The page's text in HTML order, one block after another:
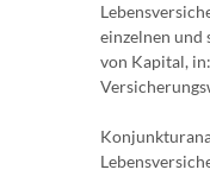
einzelnen und
von Kapital,